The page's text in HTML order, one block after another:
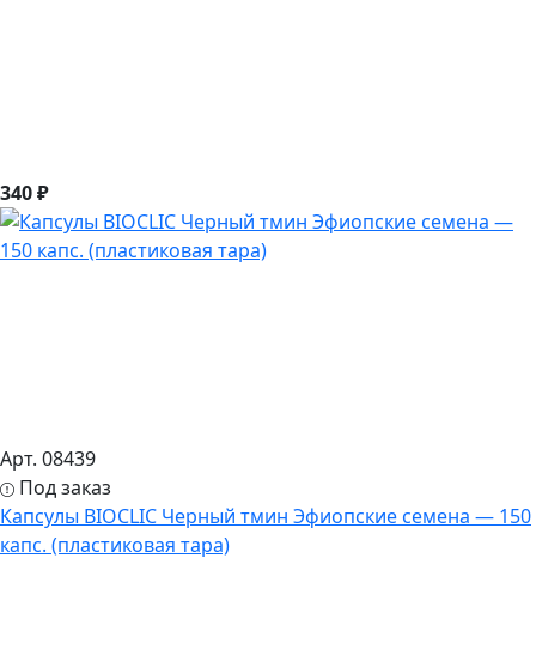
340 ₽
Арт. 08439
Под заказ
Капсулы BIOCLIC Черный тмин Эфиопские семена — 150
капс. (пластиковая тара)